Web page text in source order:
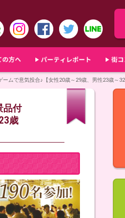
ームで意気投合♪【女性20歳～29歳、男性23歳～
品付
歳